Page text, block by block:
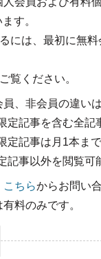
す。
には、最初に無
覧ください。
、非会員の違い
定記事を含む全記
定記事は月1本ま
記事以外を閲覧可
こちらからお問い
料のみです。